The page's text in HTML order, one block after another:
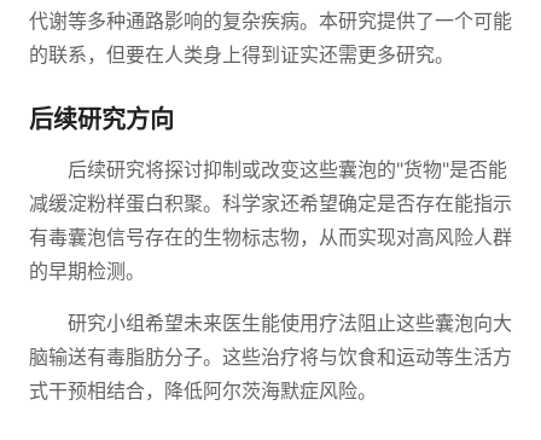
代谢等多种通路影响的复杂疾病。本研究提供了一个可能
的联系，但要在人类身上得到证实还需更多研究。
后续研究方向
后续研究将探讨抑制或改变这些囊泡的"货物"是否能
减缓淀粉样蛋白积聚。科学家还希望确定是否存在能指示
有毒囊泡信号存在的生物标志物，从而实现对高风险人群
的早期检测。
研究小组希望未来医生能使用疗法阻止这些囊泡向大
脑输送有毒脂肪分子。这些治疗将与饮食和运动等生活方
式干预相结合，降低阿尔茨海默症风险。